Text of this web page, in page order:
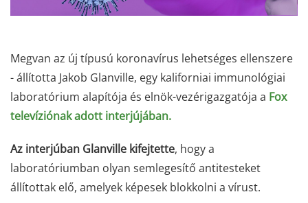
Megvan az új típusú koronavírus lehetséges ellenszere
- állította Jakob Glanville, egy kaliforniai immunológiai
laboratórium alapítója és elnök-vezérigazgatója a Fox
televíziónak adott interjújában.
Az interjúban Glanville kifejtette, hogy a
laboratóriumban olyan semlegesítő antitesteket
állítottak elő, amelyek képesek blokkolni a vírust.